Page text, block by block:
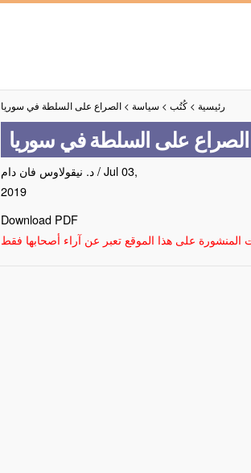
رئيسية >كُتُب > سياسة >الصراع على السلطة في سوريا
الصراع على السلطة في سوريا
د. نيقولاوس فان دام/Jul 03,
2019
Download PDF
المنشورة على هذا الموقع تعبر عن آراء أصحابها فقط